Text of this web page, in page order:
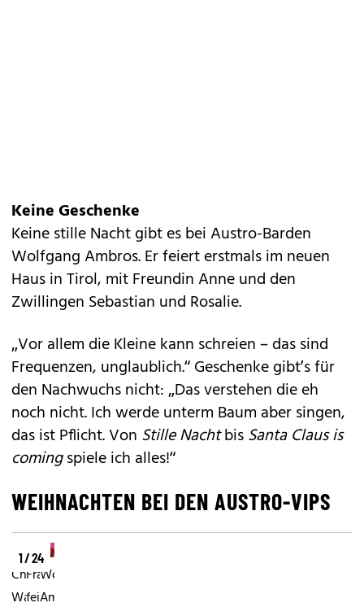
Keine Geschenke
Keine stille Nacht gibt es bei Austro-Barden
Wolfgang Ambros. Er feiert erstmals im neuen
Haus in Tirol, mit Freundin Anne und den
Zwillingen Sebastian und Rosalie.
„Vor allem die Kleine kann schreien – das sind
Frequenzen, unglaublich.“ Geschenke gibt’s für
den Nachwuchs nicht: „Das verstehen die eh
noch nicht. Ich werde unterm Baum aber singen,
das ist Pflicht. Von Stille NachtbisSanta Claus is
comingspiele ich alles!“
WEIHNACHTEN BEI DEN AUSTRO-VIPS
1 / 24
Christoph
Waltz„Bei
Franzobel„Ich
feiere
Wolfgang
Ambros„Anne,